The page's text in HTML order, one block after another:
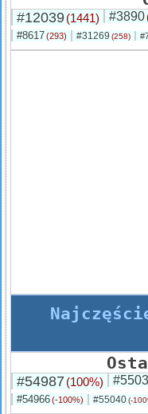
#12039(1441) #3890
#8617(293) #31269 (258)
#54987 (100%)
#54966(-100%) #55040(-